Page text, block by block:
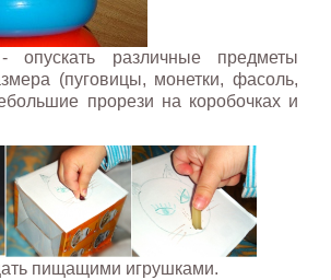
опускать различные предметы
(пуговицы, монетки, фасоль,
прорези на коробочках и
пищащими игрушками.